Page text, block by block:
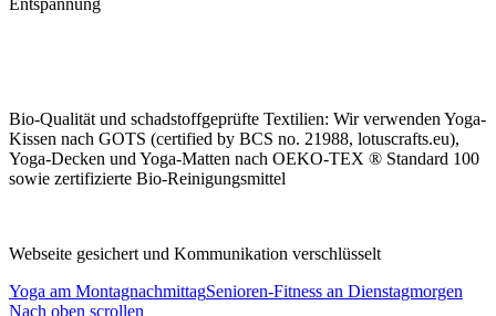
Ent­spannung
Bio-Qualität und schad­stoffge­prüfte Tex­tilien: Wir ver­wen­den Yoga-
Kissen nach GOTS (certified by BCS no. 21988, lotuscrafts.eu),
Yoga-Decken und Yoga-Matten nach OEKO-TEX ® Standard 100
sowie zerti­fizierte Bio-Rei­nigungs­mittel
Webseite gesichert und Kommunikation verschlüsselt
Yoga am MontagnachmittagSenioren-Fitness an Dienstagmorgen
Nach oben scrollen